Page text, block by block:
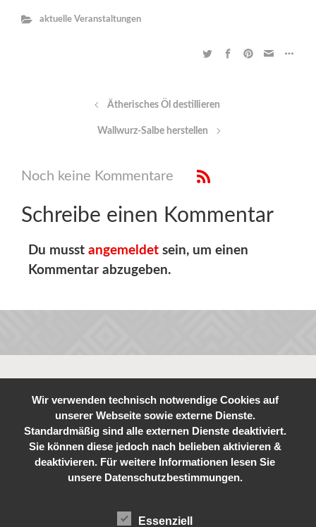
aktuelle Veranstaltungen
Ätherisches Öl destillieren
Wallwurz-Salbe herstellen
Noch keine Kommentare
Schreibe einen Kommentar
Du musst angemeldet sein, um einen
Kommentar abzugeben.
Wir verwenden technisch notwendige Cookies auf
unserer Webseite sowie externe Dienste.
Standardmäßig sind alle externen Dienste deaktiviert.
Sie können diese jedoch nach belieben aktivieren &
deaktivieren. Für weitere Informationen lesen Sie
unsere Datenschutzbestimmungen.
Essenziell